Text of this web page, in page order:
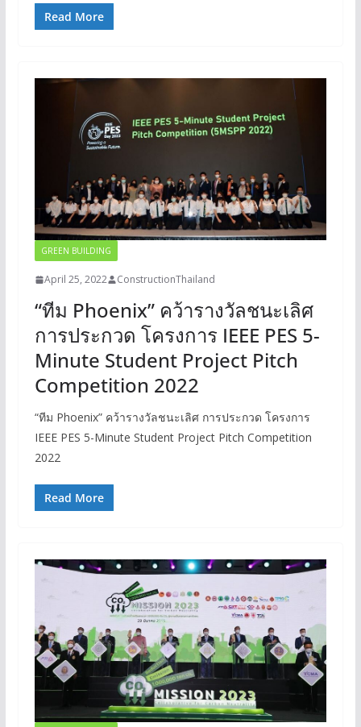
Read More
GREEN BUILDING
April 25, 2022 ConstructionThailand
“ทีม Phoenix” คว้ารางวัลชนะเลิศ
การประกวด โครงการ IEEE PES 5-
Minute Student Project Pitch
Competition 2022
“ทีม Phoenix” คว้ารางวัลชนะเลิศ การประกวด โครงการ
IEEE PES 5-Minute Student Project Pitch Competition
2022
Read More